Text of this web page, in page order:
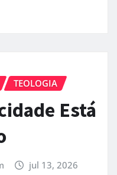
TEOLOGIA
Está
jul 13, 2026